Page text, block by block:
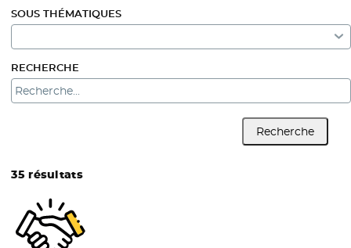
SOUS THÉMATIQUES
RECHERCHE
Recherche
35 résultats